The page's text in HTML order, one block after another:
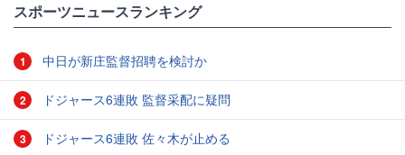
スポーツニュースランキング
1 中日が新庄監督招聘を検討か
2 ドジャース6連敗 監督采配に疑問
3 ドジャース6連敗 佐々木が止める